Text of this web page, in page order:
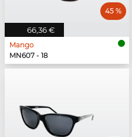
66,36 €
45 %
Mango
MN607 - 18